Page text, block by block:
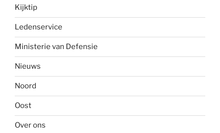
Kijktip
Ledenservice
Ministerie van Defensie
Nieuws
Noord
Oost
Over ons